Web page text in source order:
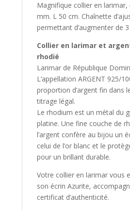
Magnifique collier en
mm. L 50 cm. Chaînette
permettant d’augmenter de
Collier en larimar et
rhodié
Larimar de République
L’appellation ARGENT 925/
proportion d’argent fin dans
titrage légal.
Le rhodium est un métal du
platine. Une fine couche de
l’argent confère au bijou un
celui de l’or blanc et le
pour un brillant durable.
Votre collier en larimar vous
son écrin Azurite,
certificat d’authenticité.